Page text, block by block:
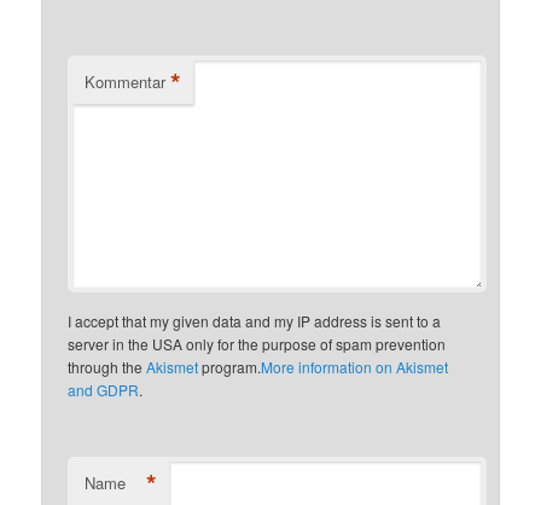
Kommentar *
I accept that my given data and my IP address is sent to a
server in the USA only for the purpose of spam prevention
through theAkismetprogram.More information on Akismet
and GDPR.
Name *